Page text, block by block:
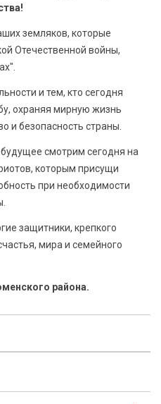
земляков, которые
Отечественной войны,
и тем, кто сегодня
охраняя мирную жизнь
и безопасность страны.
смотрим сегодня на
которым присущи
при необходимости
защитники, крепкого
мира и семейного
района.